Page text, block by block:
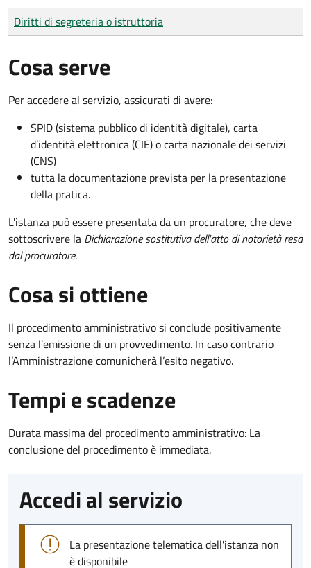
Tipo di pagamento
Importo
Diritti di segreteria o istruttoria
Cosa serve
Per accedere al servizio, assicurati di avere:
SPID (sistema pubblico di identità digitale), carta
d’identità elettronica (CIE) o carta nazionale dei servizi
(CNS)
tutta la documentazione prevista per la presentazione
della pratica.
L'istanza può essere presentata da un procuratore, che deve
sottoscrivere la Dichiarazione sostitutiva dell'atto di notorietà resa
dal procuratore.
Cosa si ottiene
Il procedimento amministrativo si conclude positivamente
senza l’emissione di un provvedimento. In caso contrario
l’Amministrazione comunicherà l’esito negativo.
Tempi e scadenze
Durata massima del procedimento amministrativo: La
conclusione del procedimento è immediata.
Accedi al servizio
La presentazione telematica dell'istanza non
è disponibile